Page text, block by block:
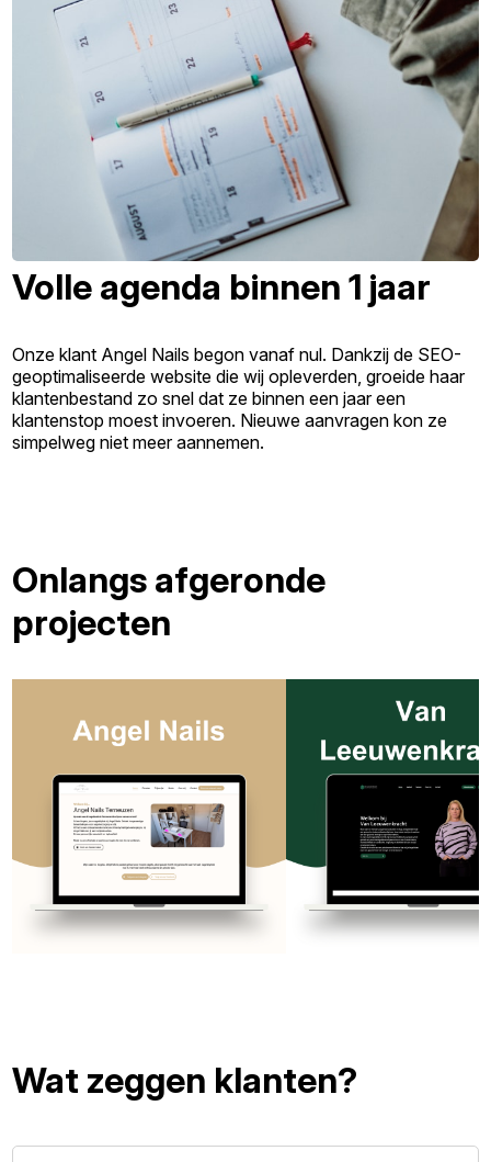
Volle agenda binnen 1 jaar
Onze klant Angel Nails begon vanaf nul. Dankzij de SEO-
geoptimaliseerde website die wij opleverden, groeide haar
klantenbestand zo snel dat ze binnen een jaar een
klantenstop moest invoeren. Nieuwe aanvragen kon ze
simpelweg niet meer aannemen.
Onlangs afgeronde
projecten
Wat zeggen klanten?